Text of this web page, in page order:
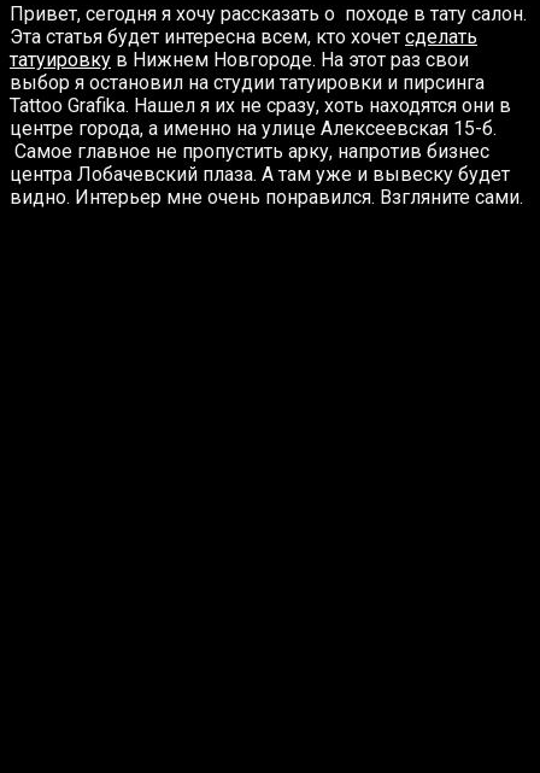
Привет, сегодня я хочу рассказать о походе в тату салон.
Эта статья будет интересна всем, кто хочет сделать
татуировку в Нижнем Новгороде. На этот раз свои
выбор я остановил на студии татуировки и пирсинга
Tattoo Grafika. Нашел я их не сразу, хоть находятся они в
центре города, а именно на улице Алексеевская 15-б.
Самое главное не пропустить арку, напротив бизнес
центра Лобачевский плаза. А там уже и вывеску будет
видно. Интерьер мне очень понравился. Взгляните сами.